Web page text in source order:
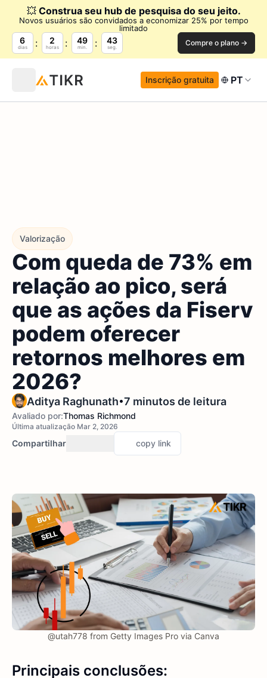
💥 Construa seu hub de pesquisa do seu jeito.
Novos usuários são convidados a economizar 25% por tempo
limitado
6
dias
2
horas
49
min.
42
seg. Compre o plano →
Inscrição gratuita PT
Valorização
Com queda de 73% em
relação ao pico, será
que as ações da Fiserv
podem oferecer
retornos melhores em
2026?
Aditya Raghunath•7 minutos de leitura
Avaliado por:Thomas Richmond
Última atualização Mar 2, 2026
Compartilhar copy link
@utah778 from Getty Images Pro via Canva
Principais conclusões: